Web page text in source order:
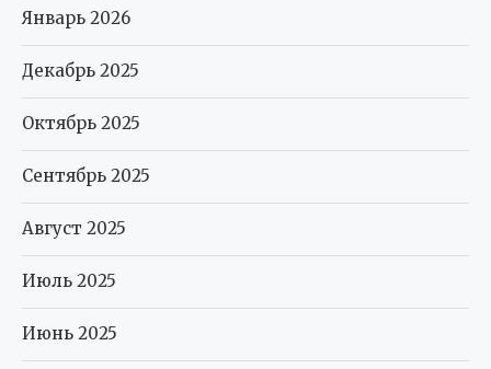
Январь 2026
Декабрь 2025
Октябрь 2025
Сентябрь 2025
Август 2025
Июль 2025
Июнь 2025